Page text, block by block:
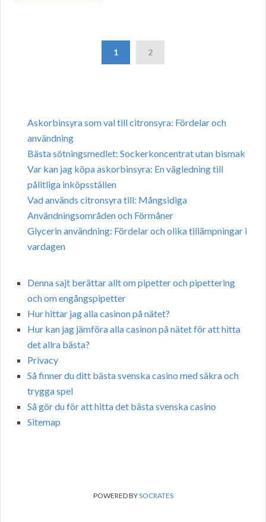
1 2
Askorbinsyra som val till citronsyra: Fördelar och
användning
Bästa sötningsmedlet: Sockerkoncentrat utan bismak
Var kan jag köpa askorbinsyra: En vägledning till
pålitliga inköpsställen
Vad används citronsyra till: Mångsidiga
Användningsområden och Förmåner
Glycerin användning: Fördelar och olika tillämpningar i
vardagen
Denna sajt berättar allt om pipetter och pipettering
och om engångspipetter
Hur hittar jag alla casinon på nätet?
Hur kan jag jämföra alla casinon på nätet för att hitta
det allra bästa?
Privacy
Så finner du ditt bästa svenska casino med säkra och
trygga spel
Så gör du för att hitta det bästa svenska casino
Sitemap
POWERED BYSOCRATES